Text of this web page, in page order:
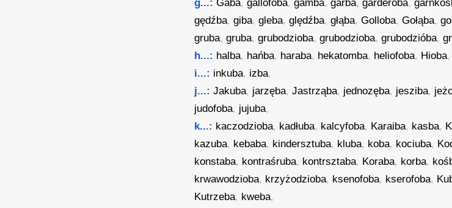
g...: Gaba,gallofoba,gamba,garba,garderoba,
gędźba,giba,gleba,ględźba,głąba,Golloba,Gołąba,
gruba,gruba,grubodzioba,grubodzioba,grubodzióba,
h...: halba, hańba, haraba, hekatomba, heliofoba, Hioba,
i...: inkuba, izba,
j...: Jakuba, jarzęba,Jastrząba, jednozęba, jesziba,
judofoba, jujuba,
k...: kaczodzioba, kadłuba, kalcyfoba, Karaiba, kasba,
kazuba, kebaba, kindersztuba, kluba, koba, kociuba,
konstaba, kontraśruba, kontrsztaba, Koraba, korba,
krwawodzioba, krzyżodzioba, ksenofoba, kserofoba,
Kutrzeba, kweba,